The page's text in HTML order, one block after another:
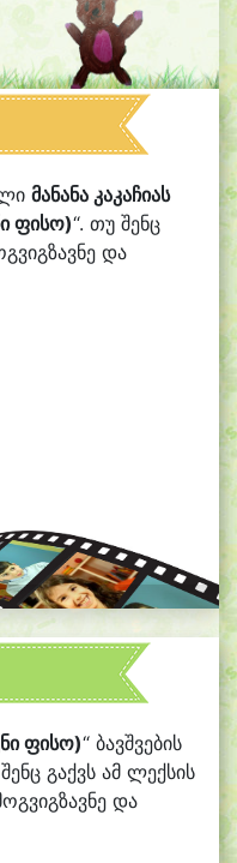
მანანა კაკაჩიას
ფისო)“. თუ შენც
და
ფისო)“ ბავშვების
გაქვს ამ ლექსის
და